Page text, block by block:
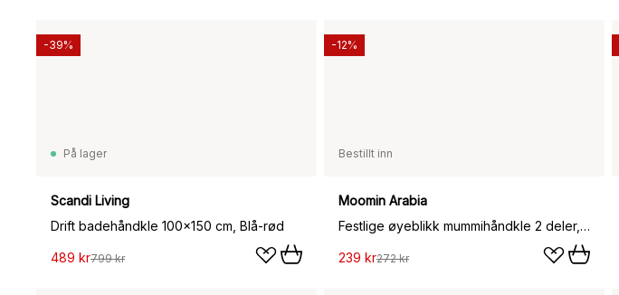
På lager
Scandi Living
Drift badehåndkle 100x150 cm, Blå-rød
489 kr799 kr
-39%
Bestillt inn
Moomin Arabia
Festlige øyeblikk mummihåndkle 2 deler, 30x50 cm
239 kr272 kr
-12%